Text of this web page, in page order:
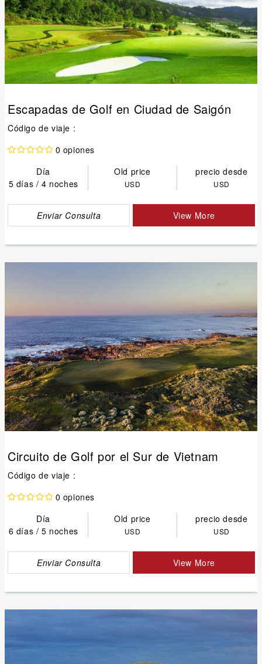
Escapadas de Golf en Ciudad de Saigón
Código de viaje :
0 opiones
Día
Old price
precio desde
5 días / 4 noches
USD USD
Enviar Consulta View More
Circuito de Golf por el Sur de Vietnam
Código de viaje :
0 opiones
Día
Old price
precio desde
6 días / 5 noches
USD USD
Enviar Consulta View More